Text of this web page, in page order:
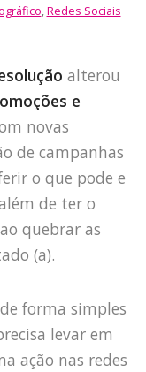
,Redes Sociais
alterou
e
novas
de campanhas
o que pode e
de ter o
quebrar as
(a).
forma simples
levar em
ação nas redes